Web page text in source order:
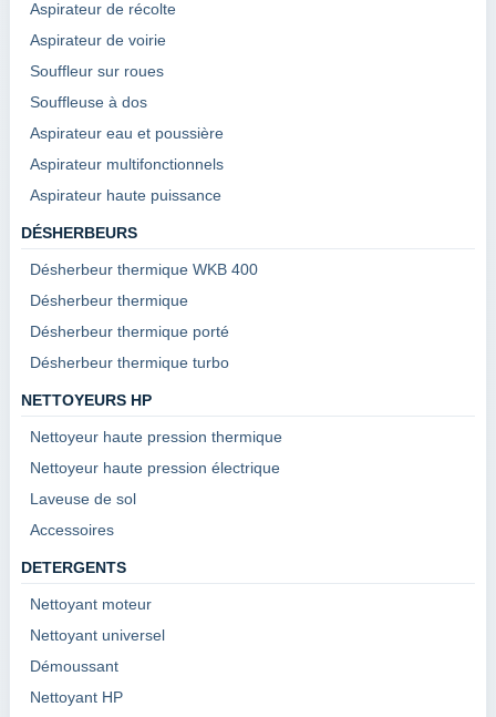
Aspirateur de récolte
Aspirateur de voirie
Souffleur sur roues
Souffleuse à dos
Aspirateur eau et poussière
Aspirateur multifonctionnels
Aspirateur haute puissance
DÉSHERBEURS
Désherbeur thermique WKB 400
Désherbeur thermique
Désherbeur thermique porté
Désherbeur thermique turbo
NETTOYEURS HP
Nettoyeur haute pression thermique
Nettoyeur haute pression électrique
Laveuse de sol
Accessoires
DETERGENTS
Nettoyant moteur
Nettoyant universel
Démoussant
Nettoyant HP